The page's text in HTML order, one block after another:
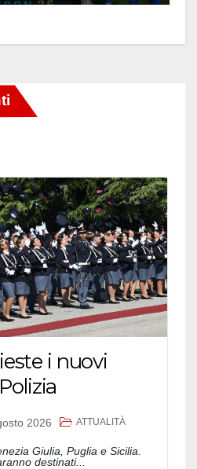
i nuovi
2026 ATTUALITÀ
Giulia, Puglia e Sicilia.
destinati...